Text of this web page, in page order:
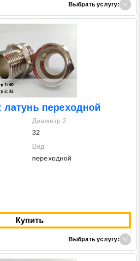
Выбрать услугу:
латунь переходной
Диаметр 2
32
Вид
переходной
Купить
Выбрать услугу: